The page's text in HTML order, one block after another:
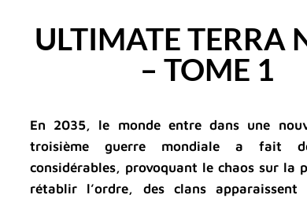
ULTIMATE TERRA
– TOME 1
En 2035, le monde entre dans une
troisième guerre mondiale a fait
considérables, provoquant le chaos sur la
rétablir l’ordre, des clans apparaissent